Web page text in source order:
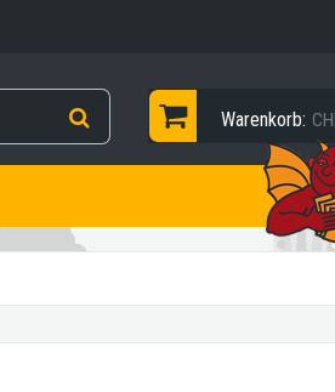
Warenkorb: